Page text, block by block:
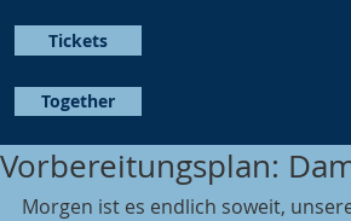
Together
Tickets
Vorbereitungsplan:
Morgen ist es endlich soweit,